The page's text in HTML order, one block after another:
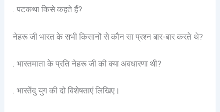
. पटकथा किसे कहते हैं?
नेहरू जी भारत के सभी किसानों से कौन सा प्रश्न बार-बार करते थे?
. भारतमाता के प्रति नेहरू जी की क्या अवधारणा थी?
. भारतेंदु युग की दो विशेषताएं लिखिए।